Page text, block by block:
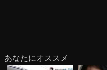
あなたにオススメ